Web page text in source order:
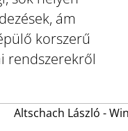
ám
korszerű
rendszerekről